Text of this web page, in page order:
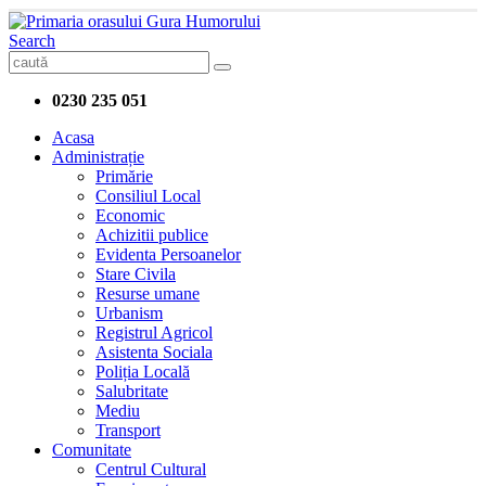
Search
0230 235 051
Acasa
Administrație
Primărie
Consiliul Local
Economic
Achizitii publice
Evidenta Persoanelor
Stare Civila
Resurse umane
Urbanism
Registrul Agricol
Asistenta Sociala
Poliția Locală
Salubritate
Mediu
Transport
Comunitate
Centrul Cultural